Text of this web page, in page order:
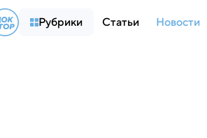
Рубрики Статьи Новости